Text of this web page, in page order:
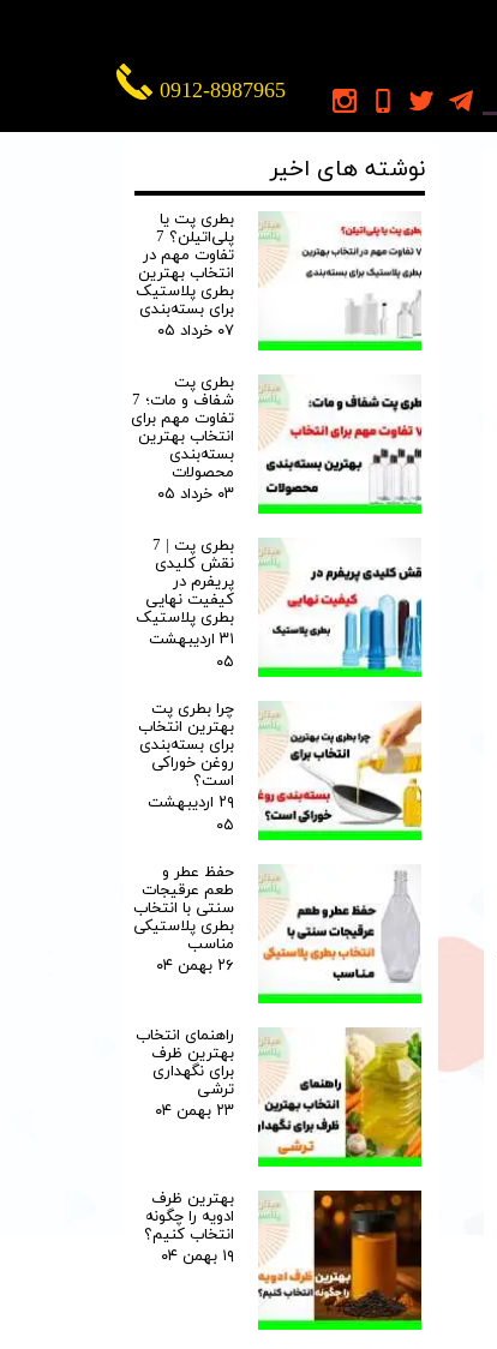
0912-8987965
نوشته های اخیر
بطری پت یا
پلی‌اتیلن؟ 7
تفاوت مهم در
انتخاب بهترین
بطری پلاستیک
برای بسته‌بندی
۰۷ خرداد ۰۵
بطری پت
شفاف و مات؛ 7
تفاوت مهم برای
انتخاب بهترین
بسته‌بندی
محصولات
۰۳ خرداد ۰۵
بطری پت | 7
نقش کلیدی
پریفرم در
کیفیت نهایی
بطری پلاستیک
۳۱ اردیبهشت
۰۵
چرا بطری پت
بهترین انتخاب
برای بسته‌بندی
روغن خوراکی
است؟
۲۹ اردیبهشت
۰۵
حفظ عطر و
طعم عرقیجات
سنتی با انتخاب
بطری پلاستیکی
مناسب
۲۶ بهمن ۰۴
راهنمای انتخاب
بهترین ظرف
برای نگهداری
ترشی
۲۳ بهمن ۰۴
بهترین ظرف
ادویه را چگونه
انتخاب کنیم؟
۱۹ بهمن ۰۴